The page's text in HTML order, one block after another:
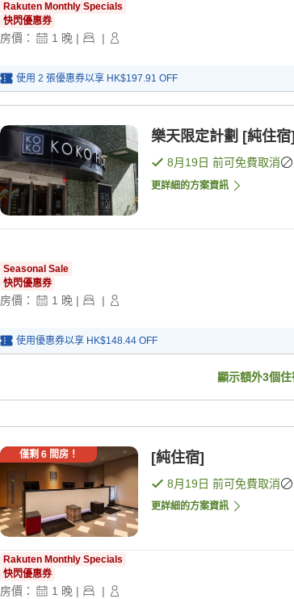
Rakuten Monthly Specials
快閃優惠券
房價： 1 晚 | |
使用 2 張優惠券以享 HK$197.91 OFF
樂天限定計劃 [純住宿]
8月19日 前可免費取消
更詳細的方案資訊
Seasonal Sale
快閃優惠券
房價： 1 晚 | |
使用優惠券以享 HK$148.44 OFF
顯示額外3個住
僅剩 6間房！ [純住宿]
8月19日 前可免費取消
更詳細的方案資訊
Rakuten Monthly Specials
快閃優惠券
房價： 1 晚 | |